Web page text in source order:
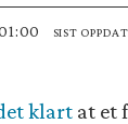
SIST
klart at et